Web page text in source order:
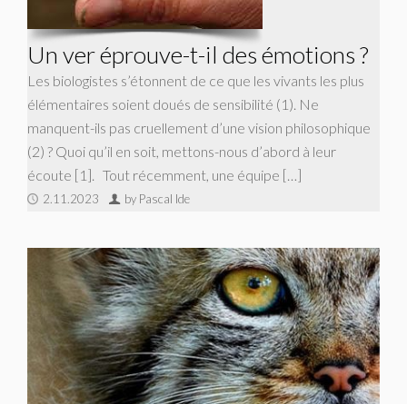
Un ver éprouve-t-il des émotions ?
Les biologistes s’étonnent de ce que les vivants les plus
élémentaires soient doués de sensibilité (1). Ne
manquent-ils pas cruellement d’une vision philosophique
(2) ? Quoi qu’il en soit, mettons-nous d’abord à leur
écoute [1]. Tout récemment, une équipe […]
2.11.2023 by Pascal Ide